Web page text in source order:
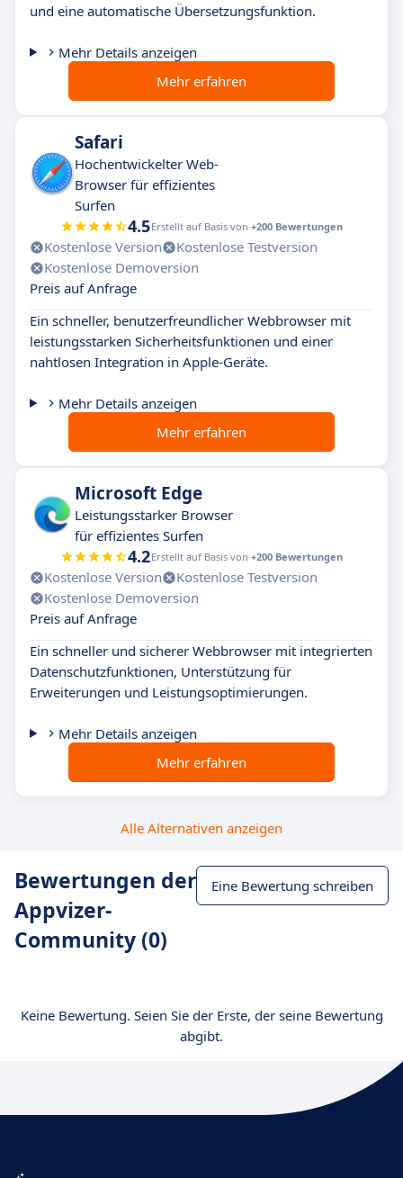
und eine automatische Übersetzungsfunktion.
Mehr Details anzeigen
Mehr erfahren
Safari
Hochentwickelter Web-
Browser für effizientes
Surfen
4.5Erstellt auf Basis von +200 Bewertungen
Kostenlose Version
Kostenlose Testversion
Kostenlose Demoversion
Preis auf Anfrage
Ein schneller, benutzerfreundlicher Webbrowser mit
leistungsstarken Sicherheitsfunktionen und einer
nahtlosen Integration in Apple-Geräte.
Mehr Details anzeigen
Mehr erfahren
Microsoft Edge
Leistungsstarker Browser
für effizientes Surfen
4.2Erstellt auf Basis von +200 Bewertungen
Kostenlose Version
Kostenlose Testversion
Kostenlose Demoversion
Preis auf Anfrage
Ein schneller und sicherer Webbrowser mit integrierten
Datenschutzfunktionen, Unterstützung für
Erweiterungen und Leistungsoptimierungen.
Mehr Details anzeigen
Mehr erfahren
Alle Alternativen anzeigen
Bewertungen der
Appvizer-
Community (0)
Eine Bewertung schreiben
Keine Bewertung. Seien Sie der Erste, der seine Bewertung
abgibt.